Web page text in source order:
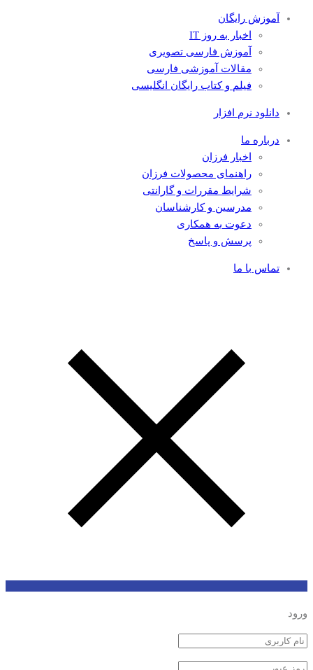
آموزش رایگان
اخبار به روز IT
آموزش فارسی تصویری
مقالات آموزشی فارسی
فیلم و کتاب رایگان انگلیسی
دانلود نرم افزار
درباره ما
اخبار فرزان
راهنمای محصولات فرزان
شرایط مقررات و گارانتی
مدرسین و کارشناسان
دعوت به همکاری
پرسش و پاسخ
تماس با ما
ورود